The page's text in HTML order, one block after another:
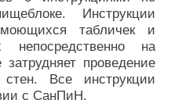
Инструкции
табличек и
на
проведение
стен. Все инструкции
с СанПиН.